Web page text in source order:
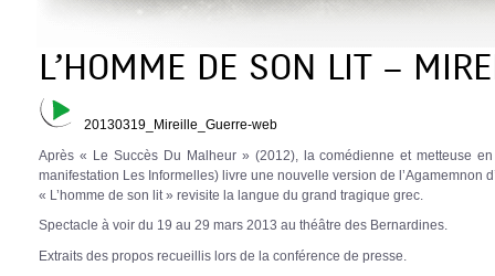
L’HOMME DE SON LIT –
20130319_Mireille_Guerre-web
Après « Le Succès Du Malheur » (2012), la comédienne et metteuse
manifestation Les Informelles) livre une nouvelle version de l’Agamemnon
« L’homme de son lit » revisite la langue du grand tragique grec.
Spectacle à voir du 19 au 29 mars 2013 au théâtre des Bernardines.
Extraits des propos recueillis lors de la conférence de presse.